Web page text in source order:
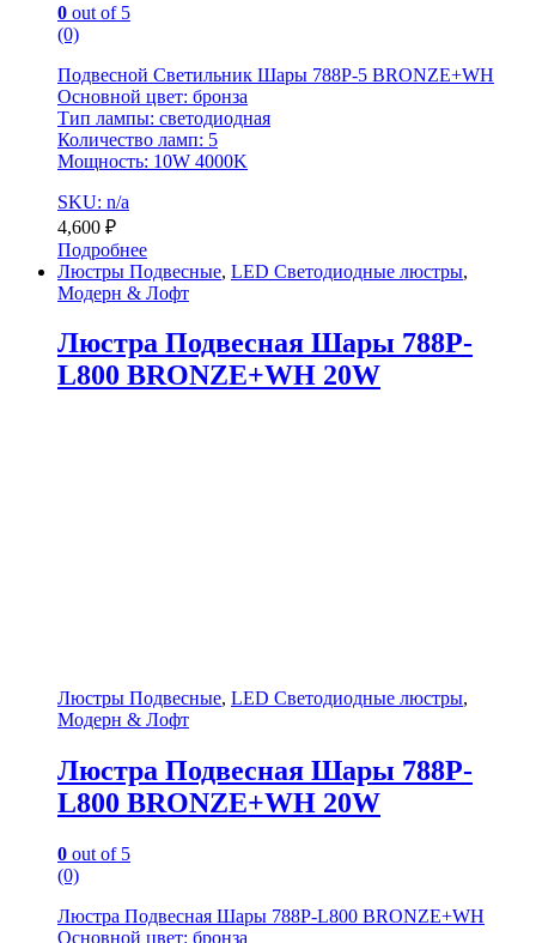
0 out of 5
(0)
Подвесной Светильник Шары 788P-5 BRONZE+WH
Основной цвет: бронза
Тип лампы: светодиодная
Количество ламп: 5
Мощность: 10W 4000K
SKU: n/a
4,600 ₽
Подробнее
Люстры Подвесные, LED Светодиодные люстры,
Модерн & Лофт
Люстра Подвесная Шары 788P-
L800 BRONZE+WH 20W
Люстры Подвесные, LED Светодиодные люстры,
Модерн & Лофт
Люстра Подвесная Шары 788P-
L800 BRONZE+WH 20W
0 out of 5
(0)
Люстра Подвесная Шары 788P-L800 BRONZE+WH
Основной цвет: бронза